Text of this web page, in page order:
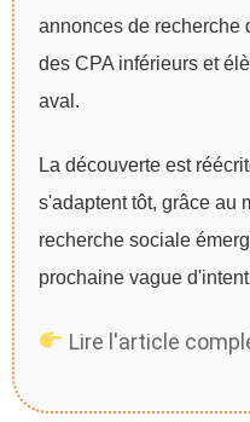
annonces de recherche
des CPA inférieurs et
aval.
La découverte est
s'adaptent tôt, grâce au
recherche sociale
prochaine vague
Lire l'article